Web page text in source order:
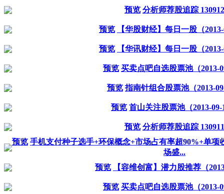
预览 分析师荐股追踪 130912
预览 【华股财经】每日一股（
预览 【华讯财经】每日一股（
预览 买卖点吧自选股票池（2013-
预览 指南针组合股票池（2013-
预览 首山关注股票池（2013-09-
预览 分析师荐股追踪 130911
预览 手机支付种子选手+环保概念+市场占有率超90%+单项
场盛...
预览
【容维创富】潜力股推荐（
预览 买卖点吧自选股票池（2013-